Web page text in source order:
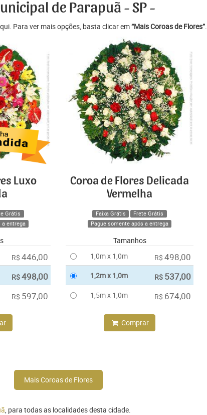
de Parapuã - SP -
Para ver mais opções, basta clicar em“Mais Coroas de Flores”.
Luxo
Grátis
a entrega
R$ 446,00
R$498,00
R$ 597,00
Coroa de Flores Delicada
Vermelha
Faixa Grátis
Frete Grátis
Pague somente após a entrega
Tamanhos
1,0m x 1,0m
R$ 498,00
1,2m x 1,0m R$ 537,00
1,5m x 1,0m R$ 674,00
Comprar
Mais Coroas de Flores
, para todas as localidades desta cidade.